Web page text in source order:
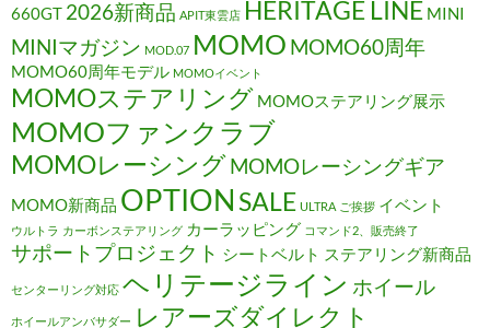
660GT 2026新商品 APIT東雲店 HERITAGE LINE MINI
MINIマガジン MOD.07 MOMO MOMO60周年
MOMO60周年モデル MOMOイベント
MOMOステアリング MOMOステアリング展示
MOMOファンクラブ
MOMOレーシングMOMOレーシングギア
MOMO新商品 OPTION SALE ULTRA ご挨拶 イベント
ウルトラ カーボンステアリング カーラッピング コマンド2、販売終了
サポートプロジェクト シートベルト ステアリング新商品
センターリング対応 ヘリテージライン ホイール
ホイールアンバサダー レアーズダイレクト